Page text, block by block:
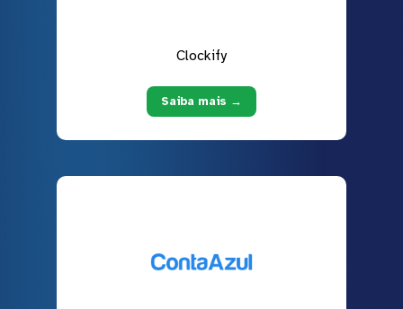
Clockify
Saiba mais →